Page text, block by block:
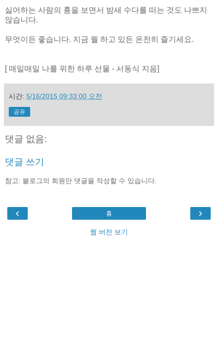
싫어하는 사람의 흉을 보면서 밤새 수다를 떠는 것도 나쁘지
않습니다.
무엇이든 좋습니다. 지금 뭘 하고 있든 온전히 즐기세요.
[ 매일매일 나를 위한 하루 선물 - 서동식 지음]
시간: 5/16/2015 09:33:00 오전
공유
댓글 없음:
댓글 쓰기
참고: 블로그의 회원만 댓글을 작성할 수 있습니다.
‹ ›
홈
웹 버전 보기